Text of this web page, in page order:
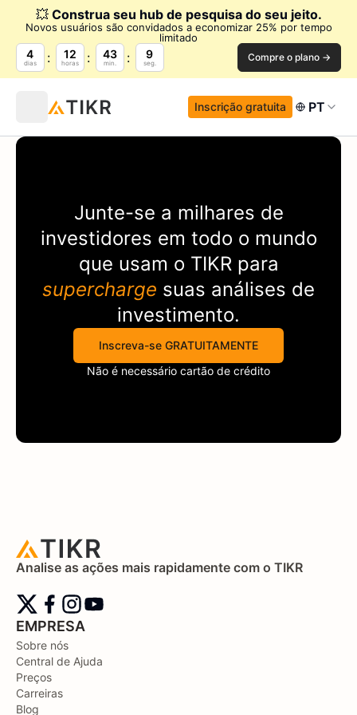
💥 Construa seu hub de pesquisa do seu jeito.
Novos usuários são convidados a economizar 25% por tempo
limitado
4
dias
12
horas
43
min.
9
seg. Compre o plano →
Inscrição gratuita PT
Junte-se a milhares de
investidores em todo o mundo
que usam o TIKRpara
supercharge suas análises de
investimento.
Inscreva-se GRATUITAMENTE
Não é necessário cartão de crédito
Analise as ações mais rapidamente com o TIKR
EMPRESA
Sobre nós
Central de Ajuda
Preços
Carreiras
Blog